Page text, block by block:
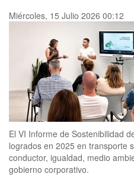
Miércoles, 15 Julio 2026 00:12
El VI Informe de Sostenibilidad
logrados en 2025 en transporte
conductor, igualdad, medio
gobierno corporativo.